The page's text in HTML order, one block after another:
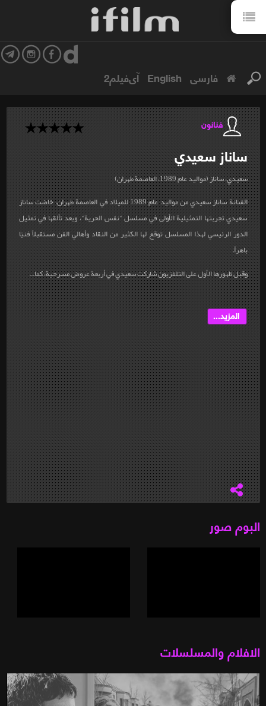
فارسی English آی‌فیلم2
فنانون
سانازسعيدي
سعيدي، ساناز (مواليد عام 1989، العاصمة طهران)
الفنانة ساناز سعيدي من مواليد عام 1989 للميلاد في العاصمة طهران، خاضت ساناز
سعيدي تجربتها التمثيلية الأولى في مسلسل "نفس الحرية"، وبعد تألقها في تمثيل
الدور الرئيسي لهذا المسلسل توقع لها الكثير من النقاد وأهالي الفن مستقبلاً فنيّا
باهراً.
وقبل ظهورها الأول على التلفزيون شاركت سعيدي في أربعة عروض مسرحية، كما...
المزيد...
البوم صور
الافلام والمسلسلات